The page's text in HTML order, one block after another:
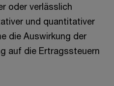
oder verlässlich
und quantitativer
die Auswirkung der
auf die Ertragssteuern